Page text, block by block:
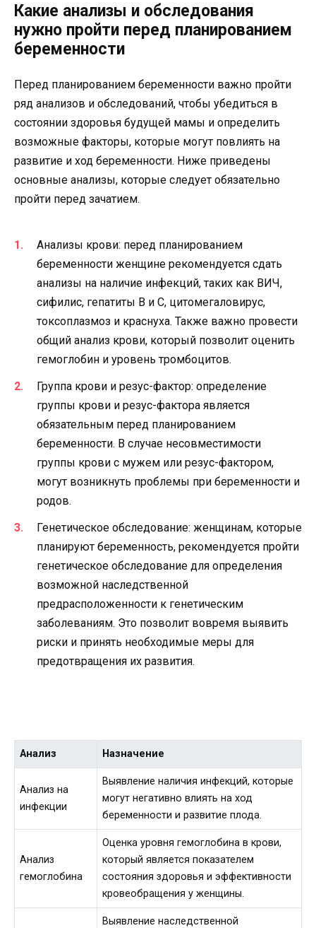
Какие анализы и обследования
нужно пройти перед планированием
беременности
Перед планированием беременности важно пройти
ряд анализов и обследований, чтобы убедиться в
состоянии здоровья будущей мамы и определить
возможные факторы, которые могут повлиять на
развитие и ход беременности. Ниже приведены
основные анализы, которые следует обязательно
пройти перед зачатием.
Анализы крови: перед планированием
беременности женщине рекомендуется сдать
анализы на наличие инфекций, таких как ВИЧ,
сифилис, гепатиты В и С, цитомегаловирус,
токсоплазмоз и краснуха. Также важно провести
общий анализ крови, который позволит оценить
гемоглобин и уровень тромбоцитов.
Группа крови и резус-фактор: определение
группы крови и резус-фактора является
обязательным перед планированием
беременности. В случае несовместимости
группы крови с мужем или резус-фактором,
могут возникнуть проблемы при беременности и
родов.
Генетическое обследование: женщинам, которые
планируют беременность, рекомендуется пройти
генетическое обследование для определения
возможной наследственной
предрасположенности к генетическим
заболеваниям. Это позволит вовремя выявить
риски и принять необходимые меры для
предотвращения их развития.
Анализ Назначение
Анализ на
инфекции
Выявление наличия инфекций, которые
могут негативно влиять на ход
беременности и развитие плода.
Анализ
гемоглобина
Оценка уровня гемоглобина в крови,
который является показателем
состояния здоровья и эффективности
кровеобращения у женщины.
Выявление наследственной